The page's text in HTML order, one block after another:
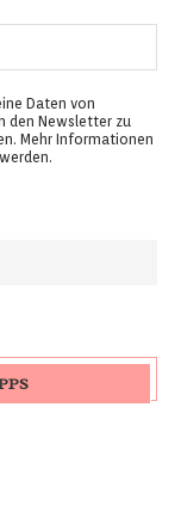
Daten von
den Newsletter zu
Mehr Informationen